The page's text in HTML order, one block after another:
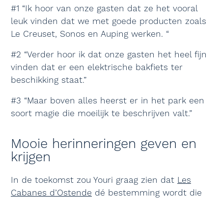
#1 “Ik hoor van onze gasten dat ze het vooral
leuk vinden dat we met goede producten zoals
Le Creuset, Sonos en Auping werken. “
#2 “Verder hoor ik dat onze gasten het heel fijn
vinden dat er een elektrische bakfiets ter
beschikking staat.”
#3 “Maar boven alles heerst er in het park een
soort magie die moeilijk te beschrijven valt.”
Mooie herinneringen geven en
krijgen
In de toekomst zou Youri graag zien dat Les
Cabanes d’Ostende dé bestemming wordt die